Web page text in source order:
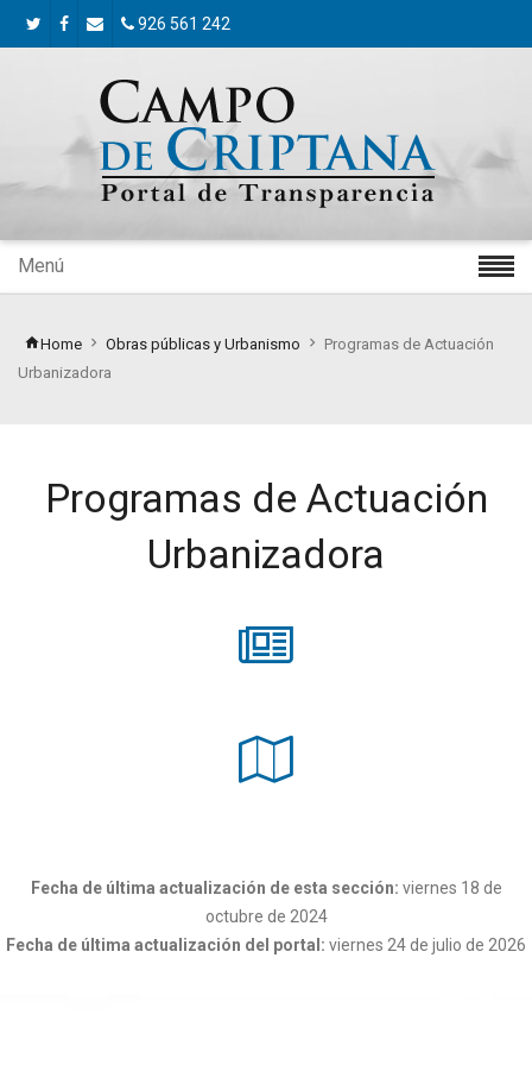
926 561 242
Menú
Home Obras públicas y Urbanismo
Programas de Actuación
Urbanizadora
Programas de Actuación
Urbanizadora
Fecha de última actualización de esta sección: viernes 18 de
octubre de 2024
Fecha de última actualización del portal: viernes 24 de julio de 2026